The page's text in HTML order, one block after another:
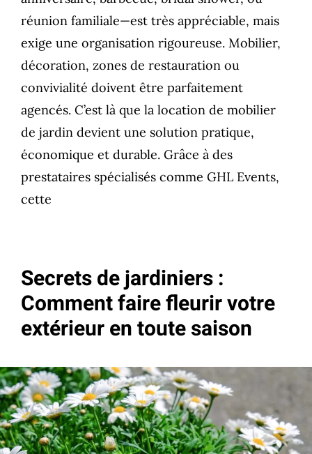
réunion familiale—est très appréciable, mais
exige une organisation rigoureuse. Mobilier,
décoration, zones de restauration ou
convivialité doivent être parfaitement
agencés. C’est là que la location de mobilier
de jardin devient une solution pratique,
économique et durable. Grâce à des
prestataires spécialisés comme GHL Events,
cette
Secrets de jardiniers :
Comment faire fleurir votre
extérieur en toute saison